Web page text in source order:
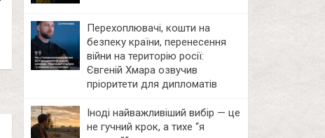
Перехоплювачі, кошти на
безпеку країни, перенесення
війни на територію росії:
Євгеній Хмара озвучив
пріоритети для дипломатів
Іноді найважливіший вибір — це
не гучний крок, а тихе “я